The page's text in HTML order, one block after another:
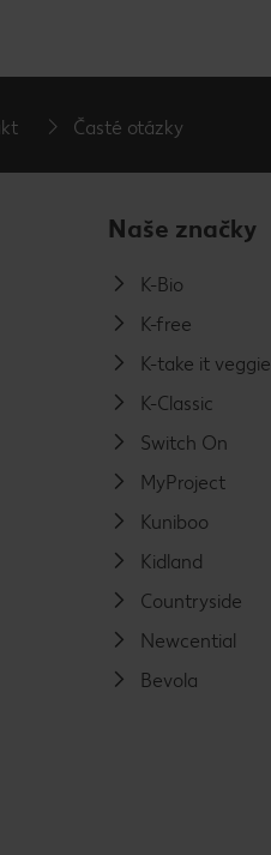
Časté otázky
Naše značky
K-Bio
K-free
K-take it veggie
K-Classic
Switch On
MyProject
Kuniboo
Kidland
Countryside
Newcential
Bevola